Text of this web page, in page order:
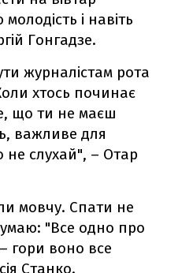
і навіть
Гонгадзе.
журналістам рота
хтось починає
що ти не маєш
важливе для
не слухай", – Отар
мовчу. Спати не
"Все одно про
гори воно все
Станко.